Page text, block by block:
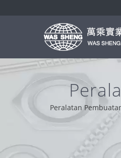
Peralatan
Berdasarkan